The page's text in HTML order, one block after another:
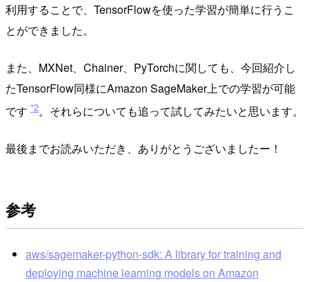
利用することで、TensorFlowを使った学習が簡単に行うこ
とができました。
また、MXNet、Chainer、PyTorchに関しても、今回紹介し
たTensorFlow同様にAmazon SageMaker上での学習が可能
です *2。それらについても追って試してみたいと思います。
最後までお読みいただき、ありがとうございましたー！
参考
aws/sagemaker-python-sdk: A library for training and
deploying machine learning models on Amazon